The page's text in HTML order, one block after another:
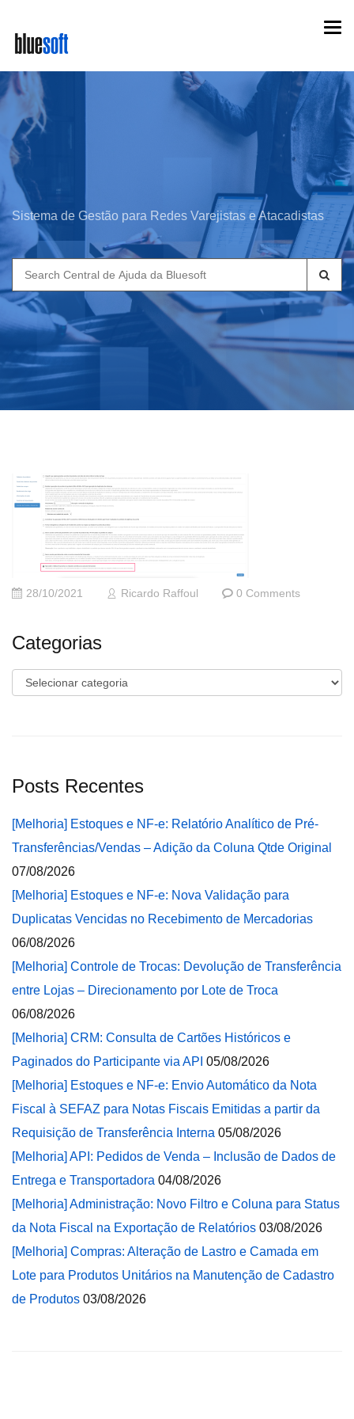
main
content
Sistema de Gestão para Redes Varejistas e Atacadistas
Search
for:
28/10/2021 Ricardo Raffoul 0 Comments
Categorias
Categorias
Posts Recentes
[Melhoria] Estoques e NF-e: Relatório Analítico de Pré-
Transferências/Vendas – Adição da Coluna Qtde Original
07/08/2026
[Melhoria] Estoques e NF-e: Nova Validação para
Duplicatas Vencidas no Recebimento de Mercadorias
06/08/2026
[Melhoria] Controle de Trocas: Devolução de Transferência
entre Lojas – Direcionamento por Lote de Troca
06/08/2026
[Melhoria] CRM: Consulta de Cartões Históricos e
Paginados do Participante via API 05/08/2026
[Melhoria] Estoques e NF-e: Envio Automático da Nota
Fiscal à SEFAZ para Notas Fiscais Emitidas a partir da
Requisição de Transferência Interna 05/08/2026
[Melhoria] API: Pedidos de Venda – Inclusão de Dados de
Entrega e Transportadora 04/08/2026
[Melhoria] Administração: Novo Filtro e Coluna para Status
da Nota Fiscal na Exportação de Relatórios 03/08/2026
[Melhoria] Compras: Alteração de Lastro e Camada em
Lote para Produtos Unitários na Manutenção de Cadastro
de Produtos 03/08/2026